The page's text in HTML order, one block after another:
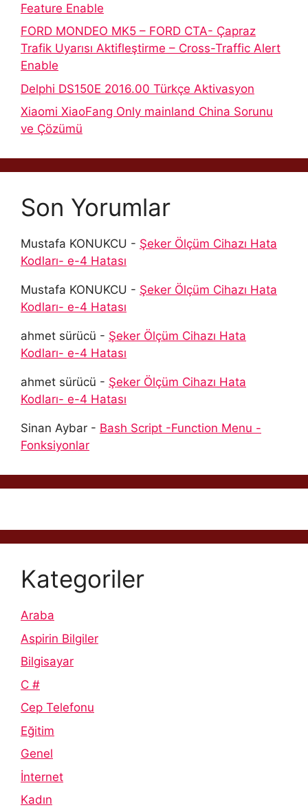
Feature Enable
FORD MONDEO MK5 – FORD CTA- Çapraz
Trafik Uyarısı Aktifleştirme – Cross-Traffic Alert
Enable
Delphi DS150E 2016.00 Türkçe Aktivasyon
Xiaomi XiaoFang Only mainland China Sorunu
ve Çözümü
Son Yorumlar
Mustafa KONUKCU - Şeker Ölçüm Cihazı Hata
Kodları- e-4 Hatası
Mustafa KONUKCU - Şeker Ölçüm Cihazı Hata
Kodları- e-4 Hatası
ahmet sürücü - Şeker Ölçüm Cihazı Hata
Kodları- e-4 Hatası
ahmet sürücü - Şeker Ölçüm Cihazı Hata
Kodları- e-4 Hatası
Sinan Aybar - Bash Script -Function Menu -
Fonksiyonlar
Kategoriler
Araba
Aspirin Bilgiler
Bilgisayar
C #
Cep Telefonu
Eğitim
Genel
İnternet
Kadın